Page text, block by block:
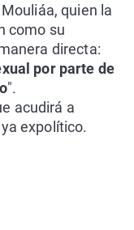
quien la
como su
directa:
por parte de
".
acudirá a
expolítico.